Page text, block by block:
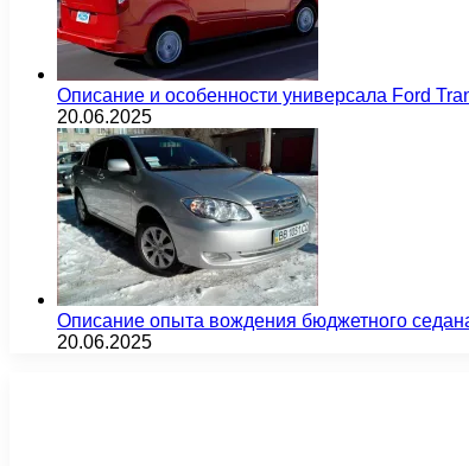
Описание и особенности универсала Ford
20.06.2025
Описание опыта вождения бюджетного
20.06.2025